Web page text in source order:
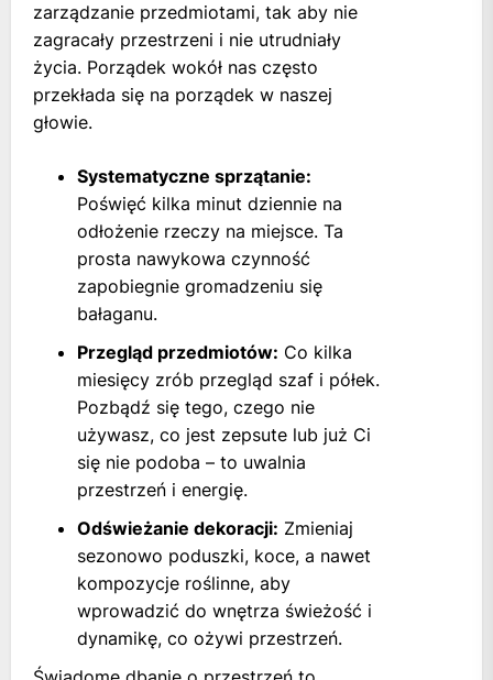
zarządzanie przedmiotami, tak aby nie
zagracały przestrzeni i nie utrudniały
życia. Porządek wokół nas często
przekłada się na porządek w naszej
głowie.
Systematyczne sprzątanie:
Poświęć kilka minut dziennie na
odłożenie rzeczy na miejsce. Ta
prosta nawykowa czynność
zapobiegnie gromadzeniu się
bałaganu.
Przegląd przedmiotów: Co kilka
miesięcy zrób przegląd szaf i półek.
Pozbądź się tego, czego nie
używasz, co jest zepsute lub już Ci
się nie podoba – to uwalnia
przestrzeń i energię.
Odświeżanie dekoracji: Zmieniaj
sezonowo poduszki, koce, a nawet
kompozycje roślinne, aby
wprowadzić do wnętrza świeżość i
dynamikę, co ożywi przestrzeń.